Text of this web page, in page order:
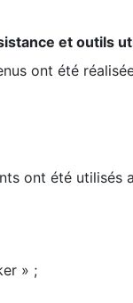
et outils
ont été
ont été utilisés
» ;